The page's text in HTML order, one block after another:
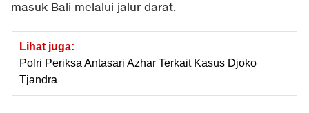
masuk Bali melalui jalur darat.
Lihat juga:
Polri Periksa Antasari Azhar Terkait Kasus Djoko
Tjandra